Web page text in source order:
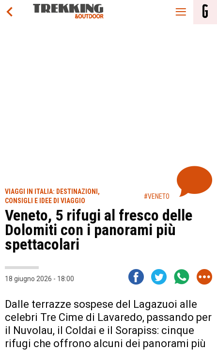
VIAGGI IN ITALIA: DESTINAZIONI,
CONSIGLI E IDEE DI VIAGGIO
#VENETO
Veneto, 5 rifugi al fresco delle
Dolomiti con i panorami più
spettacolari
18 giugno 2026 - 18:00
Dalle terrazze sospese del Lagazuoi alle
celebri Tre Cime di Lavaredo, passando per
il Nuvolau, il Coldai e il Sorapiss: cinque
rifugi che offrono alcuni dei panorami più